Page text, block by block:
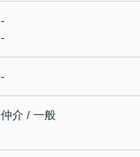
-
-
-
仲介 / 一般